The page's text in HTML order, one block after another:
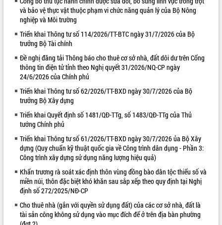
VIDEO
Lễ truy tặng danh hiệu “Bà Mẹ Việt
Nam Anh hùng” và trao Huân chương
Lao động
UBND tỉnh Đắk Lắk triển khai nhiệm
vụ 6 tháng cuối năm 2026
Kỳ họp thứ Hai, Hội đồng nhân dân
tỉnh khóa XI quyết nghị nhiều nội dung
quan trọng
Bí thư Tỉnh ủy Lương Nguyễn Minh
Triết thăm, tặng quà người có công với
cách mạng
ALBUM ẢNH
và bảo vệ thực vật thuộc phạm vi chức năng quản lý của Bộ Nông
nghiệp và Môi trường
Triển khai Thông tư số 114/2026/TT-BTC ngày 31/7/2026 của Bộ
trưởng Bộ Tài chính
Đề nghị đăng tải Thông báo cho thuê cơ sở nhà, đất dôi dư trên Cổng
thông tin điện tử tỉnh theo Nghị quyết 31/2026/NQ-CP ngày
24/6/2026 của Chính phủ
Triển khai Thông tư số 62/2026/TT-BXD ngày 30/7/2026 của Bộ
trưởng Bộ Xây dựng
Triển khai Quyết định số 1481/QĐ-TTg, số 1483/QĐ-TTg của Thủ
tướng Chính phủ
Triển khai Thông tư số 61/2026/TT-BXD ngày 30/7/2026 ủa Bộ Xây
dựng (Quy chuẩn kỹ thuật quốc gia về Công trình dân dụng - Phần 3:
Công trình xây dựng sử dụng năng lượng hiệu quả)
Khẩn trương rà soát xác định thôn vùng đồng bào dân tộc thiểu số và
miền núi, thôn đặc biệt khó khăn sau sắp xếp theo quy định tại Nghị
định số 272/2025/NĐ-CP
Cho thuê nhà (gắn với quyền sử dụng đất) của các cơ sở nhà, đất là
tài sản công không sử dụng vào mục đích để ở trên địa bàn phường